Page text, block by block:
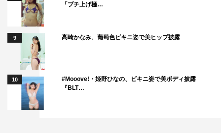
「ブチ上げ極…
9 高崎かなみ、葡萄色ビキニ姿で美ヒップ披露
10
#Mooove!・姫野ひなの、ビキニ姿で美ボディ披露
『BLT…